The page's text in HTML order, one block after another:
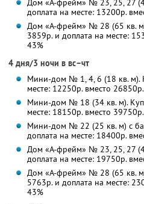
Дом «А-фрейм» № 23, 25, 27
доплата на месте: 13200р.
Дом «А-фрейм» № 28 (65 кв.
3859р. и доплата на месте:
43%
4 дня/3 ночи в вс–чт
Мини-дом № 1, 4, 6 (18 кв. м).
месте: 12250р. вместо
Мини-дом № 18 (34 кв. м).
месте: 18150р. вместо
Мини-дом № 22 (25 кв. м) с
доплата на месте: 18400р.
Дом «А-фрейм» № 23, 25, 27
доплата на месте: 19750р.
Дом «А-фрейм» № 28 (65 кв.
5763р. и доплата на месте:
43%